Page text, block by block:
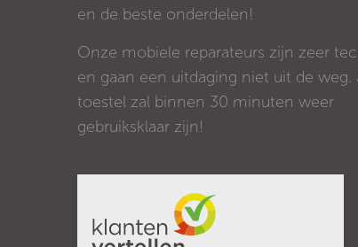
en de beste onderdelen!
Onze mobiele reparateurs zijn zeer
en gaan een uitdaging niet uit de weg.
toestel zal binnen 30 minuten weer
gebruiksklaar zijn!